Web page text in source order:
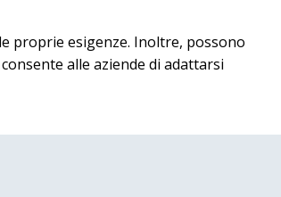
proprie esigenze. Inoltre, possono
alle aziende di adattarsi